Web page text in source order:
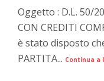
Oggetto : D.L. 50/
CON CREDITI
è stato disposto
PARTITA... Continua a